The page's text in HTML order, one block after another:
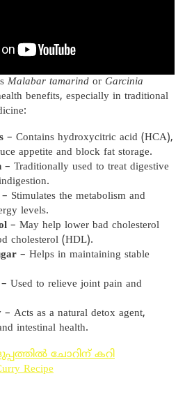
Malabar tamarind or Garcinia
benefits, especially in traditional
– Contains hydroxycitric acid (HCA),
appetite and block fat storage.
– Traditionally used to treat digestive
– Stimulates the metabolism and
levels.
– May help lower bad cholesterol
cholesterol (HDL).
– Helps in maintaining stable
– Used to relieve joint pain and
– Acts as a natural detox agent,
intestinal health.
ചോറിന് കറി
Recipe